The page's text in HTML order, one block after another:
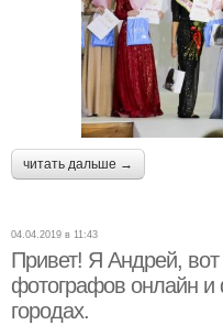
читать дальше →
04.04.2019 в 11:43
Привет! Я Андрей,
фотографов онлайн
городах.